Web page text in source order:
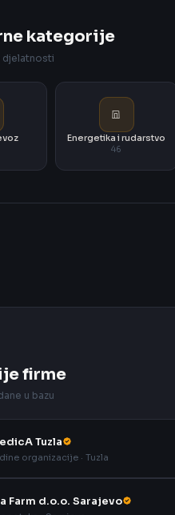
kategorije
djelatnosti
Energetika i rudarstvo
46
firme
u bazu
Tuzla
organizacije · Tuzla
Farm d.o.o. Sarajevo